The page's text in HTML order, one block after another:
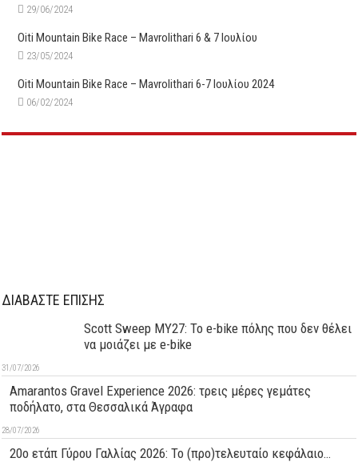
29/06/2024
Oiti Mountain Bike Race – Mavrolithari 6 & 7 Ιουλίου
23/05/2024
Oiti Mountain Bike Race – Mavrolithari 6-7 Ιουλίου 2024
06/02/2024
ΔΙΑΒΑΣΤΕ ΕΠΙΣΗΣ
Scott Sweep MY27: Το e-bike πόλης που δεν θέλει
να μοιάζει με e-bike
31/07/2026
Amarantos Gravel Experience 2026: τρεις μέρες γεμάτες
ποδήλατο, στα Θεσσαλικά Άγραφα
28/07/2026
20ο ετάπ Γύρου Γαλλίας 2026: Το (προ)τελευταίο κεφάλαιο…